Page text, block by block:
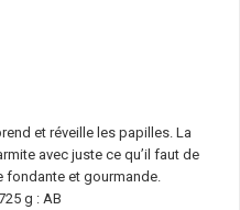
et réveille les papilles. La
avec juste ce qu’il faut de
fondante et gourmande.
g : AB